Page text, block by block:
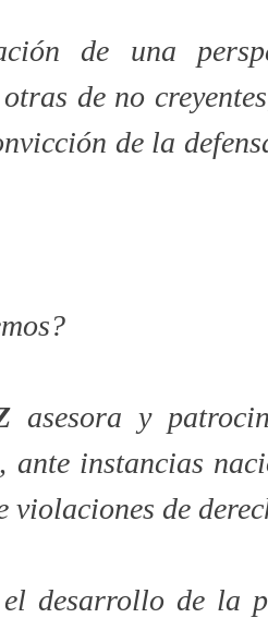
de una
de no
de la
asesora y
ante instancias
violaciones de
el desarrollo de la